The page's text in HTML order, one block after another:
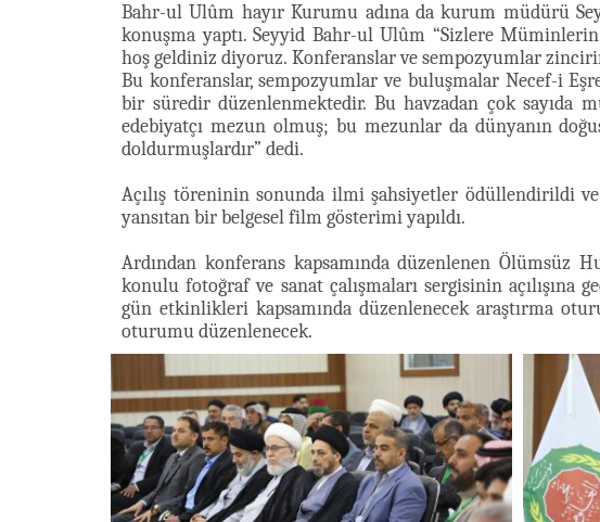
Bahr-ul Ulûm hayır Kurumu adına da kurum müdürü
konuşma yaptı. Seyyid Bahr-ul Ulûm “Sizlere
hoş geldiniz diyoruz. Konferanslar ve sempozyumlar
Bu konferanslar, sempozyumlar ve buluşmalar Necef-i
bir süredir düzenlenmektedir. Bu havzadan çok sayıda
edebiyatçı mezun olmuş; bu mezunlar da dünyanın
doldurmuşlardır” dedi.
Açılış töreninin sonunda ilmi şahsiyetler ödüllendirildi
yansıtan bir belgesel film gösterimi yapıldı.
Ardından konferans kapsamında düzenlenen Ölümsüz
konulu fotoğraf ve sanat çalışmaları sergisinin açılışına
gün etkinlikleri kapsamında düzenlenecek araştırma
oturumu düzenlenecek.